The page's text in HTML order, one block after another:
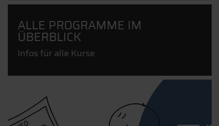
ALLE PROGRAMME IM
ÜBERBLICK
Infos für alle Kurse